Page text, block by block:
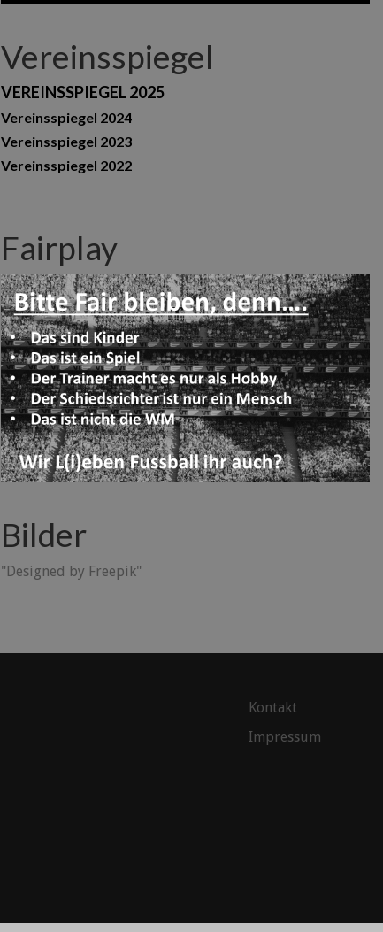
Vereinsspiegel
VEREINSSPIEGEL 2025
Vereinsspiegel 2024
Vereinsspiegel 2023
Vereinsspiegel 2022
Fairplay
Bilder
"Designed by Freepik"
Kontakt
Impressum